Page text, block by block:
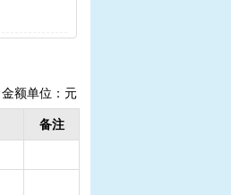
金额单位：元
备注